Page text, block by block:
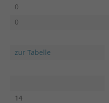
0
0
zur Tabelle
14